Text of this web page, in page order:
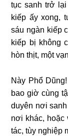
tục sanh trở
kiếp ấy xong,
sáu ngàn kiếp
kiếp bị không
hòn thịt, một
Này Phổ
bao giờ cùng
duyên nơi
nơi khác, hoặc
tác, tùy nghiệp